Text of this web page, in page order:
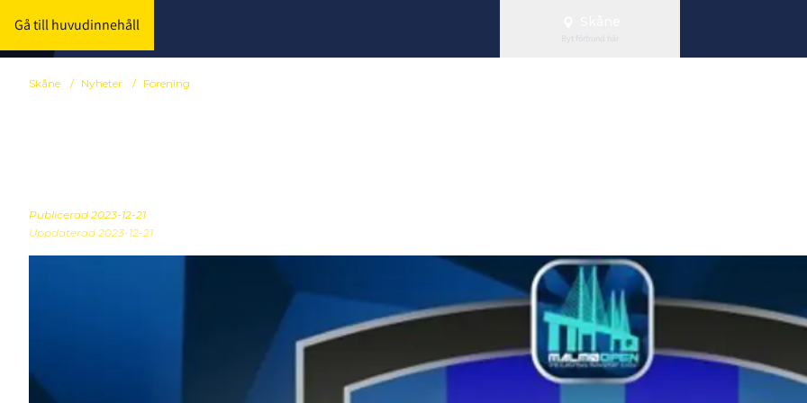
Gå till huvudinnehåll
Byt förbund här
Skåne / Nyheter / Förening
Publicerad 2023-12-21
Uppdaterad 2023-12-21